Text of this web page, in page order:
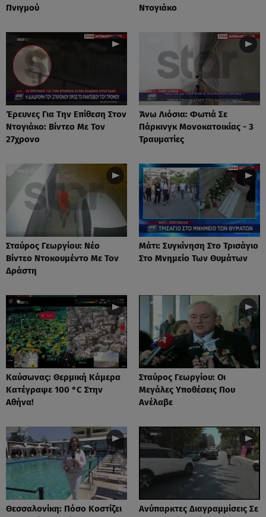
Πνιγμού
Ντογιάκο
Έρευνες Για Την Επίθεση Στον
Ντογιάκο: Βίντεο Με Τον
27χρονο
Άνω Λιόσια: Φωτιά Σε
Πάρκινγκ Μονοκατοικίας - 3
Τραυματίες
Σταύρος Γεωργίου: Νέο
Βίντεο Ντοκουμέντο Με Τον
Δράστη
Μάτι: Συγκίνηση Στο Τρισάγιο
Στο Μνημείο Των Θυμάτων
Καύσωνας: Θερμική Κάμερα
Κατέγραψε 100 °C Στην
Αθήνα!
Σταύρος Γεωργίου: Οι
Μεγάλες Υποθέσεις Που
Ανέλαβε
Θεσσαλονίκη: Πόσο Κοστίζει
Ανύπαρκτες Διαγραμμίσεις Σε